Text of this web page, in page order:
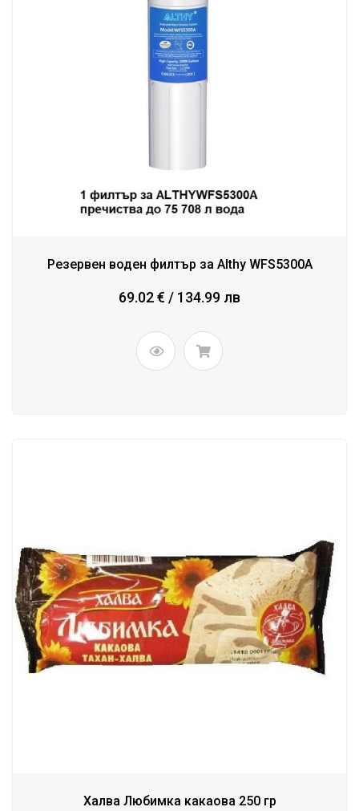
Резервен воден филтър за Althy WFS5300A
69.02 € / 134.99 лв
Халва Любимка какаова 250 гр